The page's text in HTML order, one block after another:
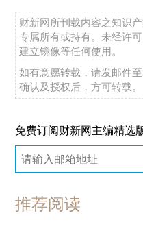
财新网所刊载内容之知识
专属所有或持有。未经许
建立镜像等任何使用。
如有意愿转载，请发邮件至
确认及授权后，方可转载。
免费订阅财新网主编精选
推荐阅读